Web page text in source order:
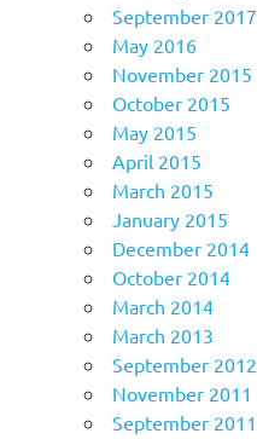
September 2017
May 2016
November 2015
October 2015
May 2015
April 2015
March 2015
January 2015
December 2014
October 2014
March 2014
March 2013
September 2012
November 2011
September 2011